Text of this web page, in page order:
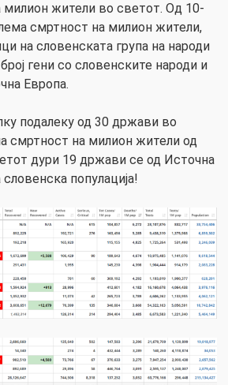
милион жители во светот. Од 10-
смртност на милион жители,
на словенската група на народи
гени со словенските народи и
Европа.
подалеку од 30 држави во
смртност на милион жители од
дури 19 држави се од Источна
популација!